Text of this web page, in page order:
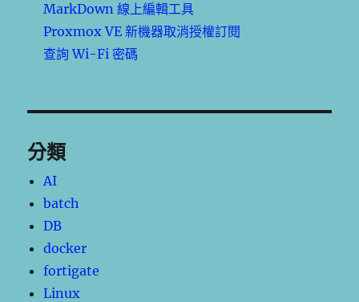
MarkDown 線上編輯工具
Proxmox VE 新機器取消授權訂閱
查詢 Wi-Fi 密碼
分類
AI
batch
DB
docker
fortigate
Linux